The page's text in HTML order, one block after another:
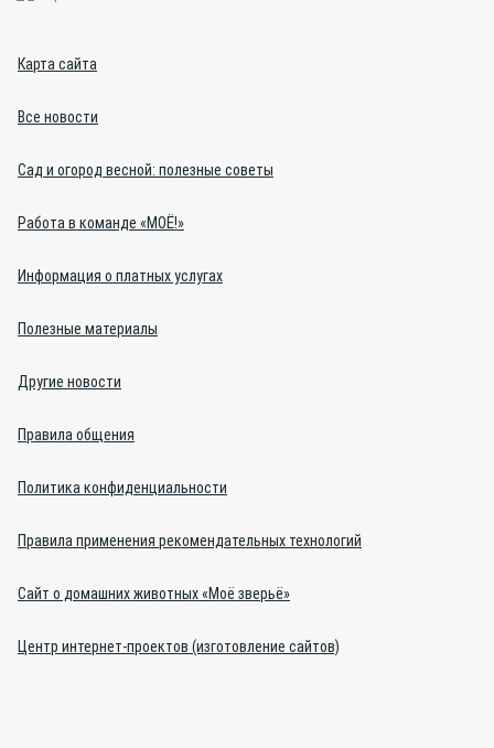
Карта сайта
Все новости
Сад и огород весной: полезные советы
Работа в команде «МОЁ!»
Информация о платных услугах
Полезные материалы
Другие новости
Правила общения
Политика конфиденциальности
Правила применения рекомендательных технологий
Сайт о домашних животных «Моё зверьё»
Центр интернет-проектов (изготовление сайтов)